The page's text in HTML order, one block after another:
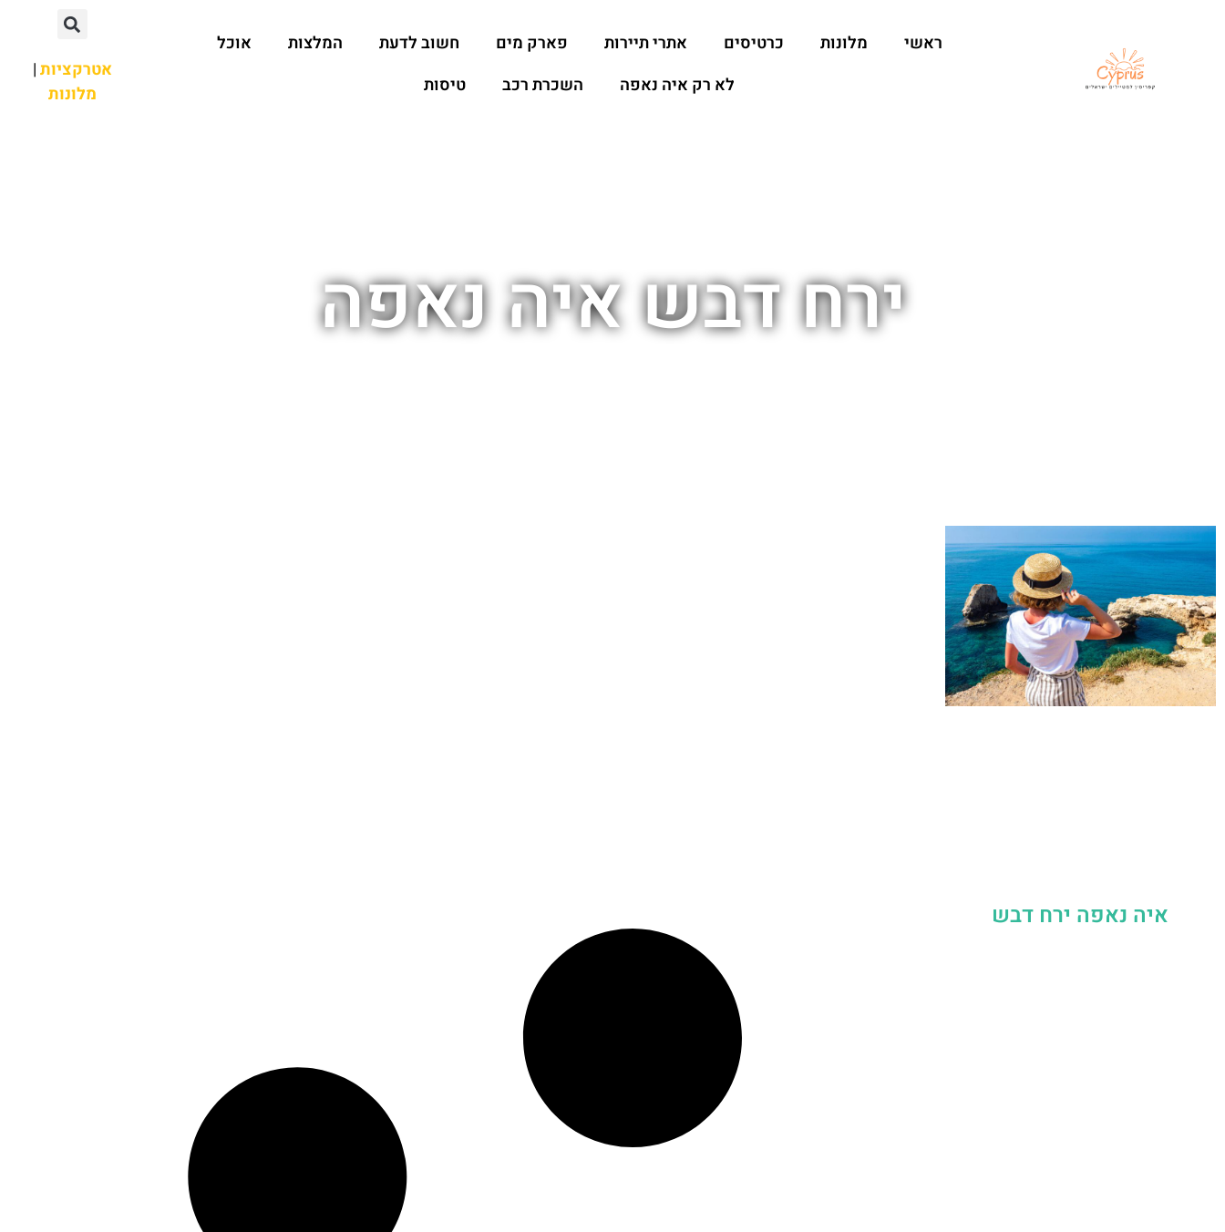
ראשי מלונות כרטיסים אתרי תיירות פארק מים חשוב לדעת המלצות
אוכל
לא רק איה נאפה
השכרת רכב טיסות
אטרקציות|
מלונות
ירח דבש איה נאפה
איה נאפה ירח דבש